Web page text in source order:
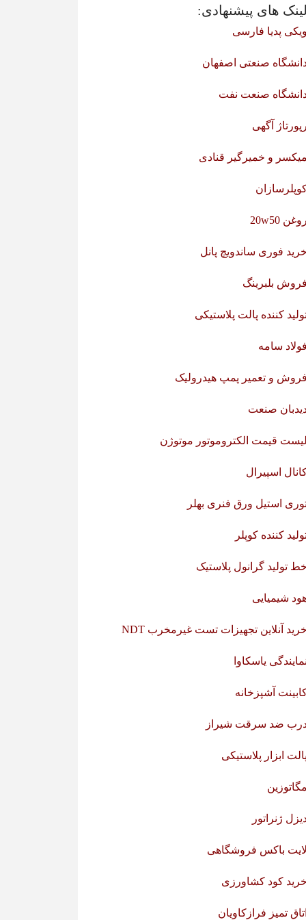
لینک های پیشنهادی:
ویکی پدیا فارسی
صنعتی اصفهان
صنعت نفت
رپورتاژ آگهی
میکسر و خمیرگیر قنادی
روغن 20w50
خرید فوری ساندویچ پانل
فروش بلبرینگ
کننده پالت پلاستیکی
فولاد سامه
فروش و تعمیر پمپ هیدرولیک
صنعت
لیست قیمت الکتروموتور موتوژن
اسپیرال
استیل ورق فنری بهلر
کننده کوپلر
خط تولید گرانول پلاستیک
شیمیایی
خرید آنلاین تجهیزات تست غیرمخرب NDT
نمایندگی یاسکاوا
آشپزخانه
ضد سرقت شیراز
پالت ابزار پلاستیکی
مگاتوزین
ژنراتور
لایت باکس فروشگاهی
خرید کود کشاورزی
اتاق تمیز فرازکاویان